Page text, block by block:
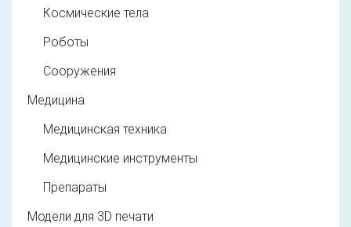
Космические тела
Роботы
Сооружения
Медицина
Медицинская техника
Медицинские инструменты
Препараты
Модели для 3D печати